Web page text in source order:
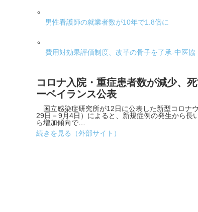
男性看護師の就業者数が10年で1.8倍に
費用対効果評価制度、改革の骨子を了承-中医
コロナ入院・重症患者数が減少、
ーベイランス公表
国立感染症研究所が12日に公表した新型コロナ
29日－9月4日）によると、新規症例の発生から
ら増加傾向で…
続きを見る（外部サイト）